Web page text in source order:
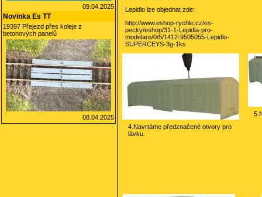
09.04.2025
Novinka Es TT
19397 Přejezd přes koleje z
betonových panelů
08.04.2025
Lepidlo lze objednat zde:
http://www.eshop-rychle.cz/es-
pecky/eshop/31-1-Lepidla-pro-
modelare/0/5/1412-9505055-Lepidlo-
SUPERCEYS-3g-1ks
4.Navrtáme předznačené otvory pro
lávku.